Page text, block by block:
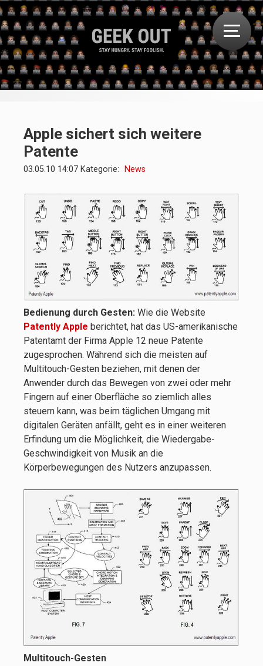
Apple sichert sich weitere
Patente
03.05.10 14:07 Kategorie: News
Bedienung durch Gesten: Wie die Website
Patently Apple berichtet, hat das US-amerikanische
Patentamt der Firma Apple 12 neue Patente
zugesprochen. Während sich die meisten auf
Multitouch-Gesten beziehen, mit denen der
Anwender durch das Bewegen von zwei oder mehr
Fingern auf einer Oberfläche so ziemlich alles
steuern kann, was beim täglichen Umgang mit
digitalen Geräten anfällt, geht es in einer weiteren
Erfindung um die Möglichkeit, die Wiedergabe-
Geschwindigkeit von Musik an die
Körperbewegungen des Nutzers anzupassen.
Multitouch-Gesten